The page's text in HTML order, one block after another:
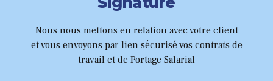
9
0
6
7
Nous nous mettons en relation avec votre client
et vous envoyons par lien sécurisé vos contrats de
travail et de Portage Salarial
2
3